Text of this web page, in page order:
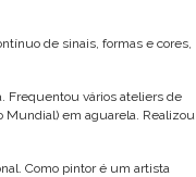
de sinais, formas e cores,
Frequentou vários ateliers de
Mundial) em aguarela. Realizou
Como pintor é um artista